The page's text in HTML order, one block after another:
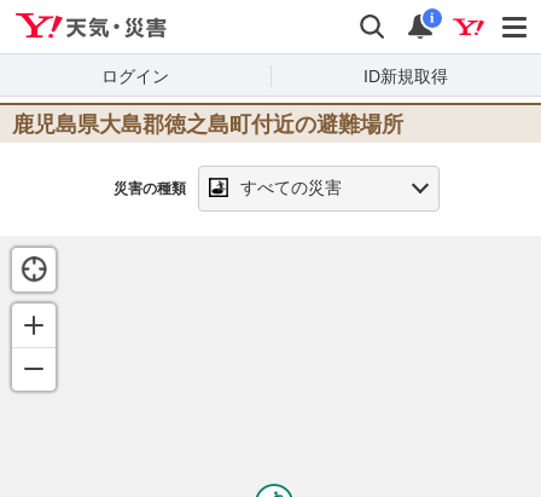
検索 通知
i
ログイン ID新規取得
鹿児島県大島郡徳之島町 付近の避難場所
災害の種類 すべての災害